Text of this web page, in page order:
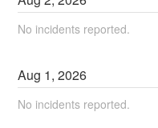
No incidents reported.
Aug 1,2026
No incidents reported.